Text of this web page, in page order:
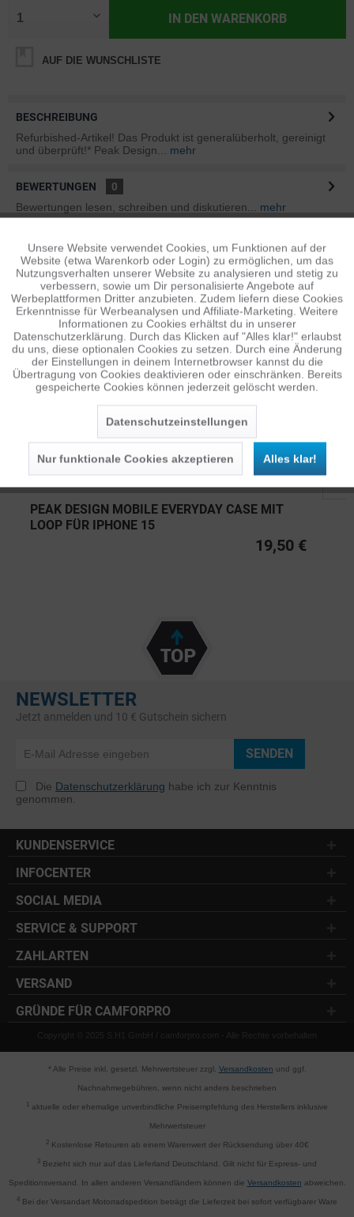
IN DEN WARENKORB
AUF DIE WUNSCHLISTE
BESCHREIBUNG
Refurbished-Artikel! Das Produkt ist generalüberholt, gereinigt
und überprüft!* Peak Design...
mehr
BEWERTUNGEN
0
Bewertungen lesen, schreiben und diskutieren...
mehr
ÄHNLICHE ARTIKEL
Diese Artikel sind dem Produkt ähnlich ...mehr
Persönliche Empfehlungen
PEAK DESIGN MOBILE EVERYDAY CASE MIT
LOOP FÜR IPHONE 15
19,50 €
NEWSLETTER
Jetzt anmelden und 10 € Gutschein sichern
SENDEN
Die Datenschutzerklärung habe ich zur Kenntnis
genommen.
KUNDENSERVICE
INFOCENTER
SOCIAL MEDIA
SERVICE & SUPPORT
ZAHLARTEN
VERSAND
GRÜNDE FÜR CAMFORPRO
Copyright © 2025 S.H1 GmbH / camforpro.com - Alle Rechte vorbehalten
* Alle Preise inkl. gesetzl. Mehrwertsteuer zzgl. Versandkosten und ggf.
Nachnahmegebühren, wenn nicht anders beschrieben
aktuelle oder ehemalige unverbindliche Preisempfehlung des Herstellers inklusive
Mehrwertsteuer
2Kostenlose Retouren ab einem Warenwert der Rücksendung über 40€
3 Bezieht sich nur auf das Lieferland Deutschland. Gilt nicht für Express- und
Speditionsversand. In allen anderen Versandländern können die Versandkosten abweichen.
4 Bei der Versandart Motorradspedition beträgt die Lieferzeit bei sofort verfügbarer Ware
Funktionale Aktiv
Tracking Inaktiv
Personalisierung Inaktiv
Service Inaktiv
Unsere Website verwendet Cookies, um Funktionen auf der
Website (etwa Warenkorb oder Login) zu ermöglichen, um das
Nutzungsverhalten unserer Website zu analysieren und stetig zu
verbessern, sowie um Dir personalisierte Angebote auf
Werbeplattformen Dritter anzubieten. Zudem liefern diese Cookies
Erkenntnisse für Werbeanalysen und Affiliate-Marketing. Weitere
Informationen zu Cookies erhältst du in unserer
Datenschutzerklärung. Durch das Klicken auf "Alles klar!" erlaubst
du uns, diese optionalen Cookies zu setzen. Durch eine Änderung
der Einstellungen in deinem Internetbrowser kannst du die
Übertragung von Cookies deaktivieren oder einschränken. Bereits
gespeicherte Cookies können jederzeit gelöscht werden.
Datenschutzeinstellungen
Nur funktionale Cookies akzeptieren Alles klar!